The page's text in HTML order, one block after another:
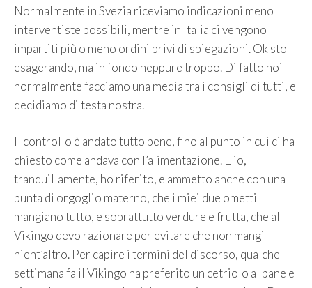
Normalmente in Svezia riceviamo indicazioni meno
interventiste possibili, mentre in Italia ci vengono
impartiti più o meno ordini privi di spiegazioni. Ok sto
esagerando, ma in fondo neppure troppo. Di fatto noi
normalmente facciamo una media tra i consigli di tutti, e
decidiamo di testa nostra.
Il controllo è andato tutto bene, fino al punto in cui ci ha
chiesto come andava con l’alimentazione. E io,
tranquillamente, ho riferito, e ammetto anche con una
punta di orgoglio materno, che i miei due ometti
mangiano tutto, e soprattutto verdure e frutta, che al
Vikingo devo razionare per evitare che non mangi
nient’altro. Per capire i termini del discorso, qualche
settimana fa il Vikingo ha preferito un cetriolo al pane e